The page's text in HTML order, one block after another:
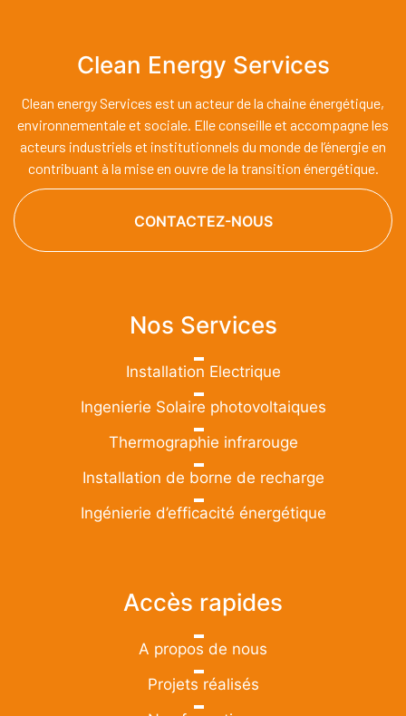
Clean Energy Services
Clean energy Services est un acteur de la chaine énergétique,
environnementale et sociale. Elle conseille et accompagne les
acteurs industriels et institutionnels du monde de l’énergie en
contribuant à la mise en ouvre de la transition énergétique.
CONTACTEZ-NOUS
Nos Services
Installation Electrique
Ingenierie Solaire photovoltaiques
Thermographie infrarouge
Installation de borne de recharge
Ingénierie d’efficacité énergétique
Accès rapides
A propos de nous
Projets réalisés